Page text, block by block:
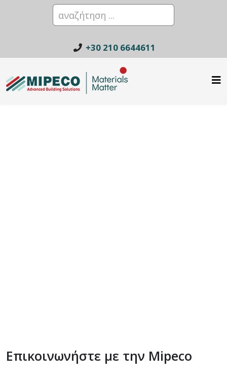
+30 210 6644611
Επικοινωνήστε με την Mipeco